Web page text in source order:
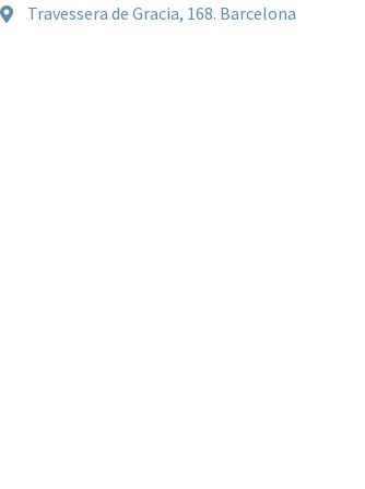
Travessera de Gracia, 168. Barcelona